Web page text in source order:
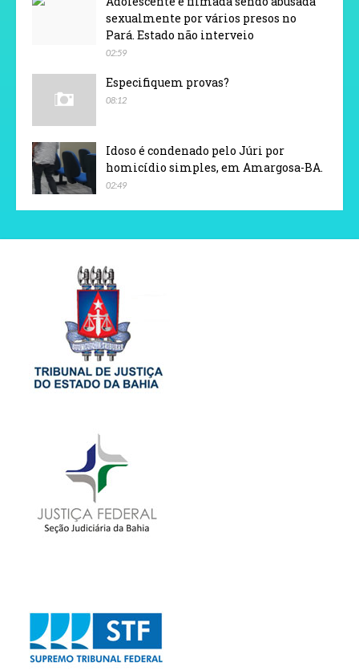
sexualmente por vários presos no
Pará. Estado não interveio
02:59
Especifiquem provas?
08:12
Idoso é condenado pelo Júri por
homicídio simples, em Amargosa-BA.
02:49